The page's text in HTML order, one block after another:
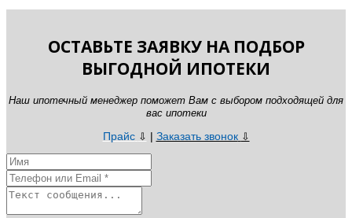
ОСТАВЬТЕ ЗАЯВКУ НА ПОДБОР
ВЫГОДНОЙ ИПОТЕКИ
Наш ипотечный менеджер поможет Вам с выбором подходящей для
вас ипотеки
Прайс ⇩ | Заказать звонок ⇩